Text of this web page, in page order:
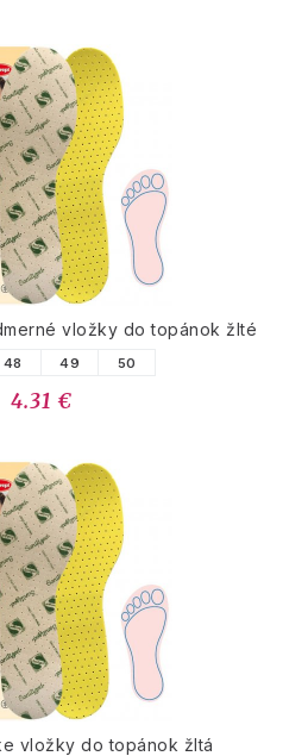
vložky do topánok žlté
48 49 50
4.31 €
vložky do topánok žltá